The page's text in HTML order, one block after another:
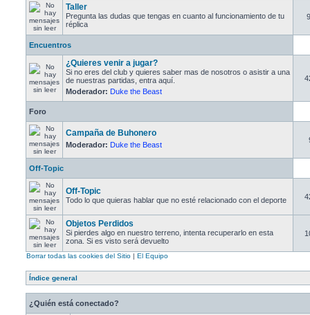
Taller
Pregunta las dudas que tengas en cuanto al funcionamiento de tu
réplica
Encuentros
¿Quieres venir a jugar?
Si no eres del club y quieres saber mas de nosotros o asistir a una
de nuestras partidas, entra aquí.
Moderador: Duke the Beast
Foro
Campaña de Buhonero
Moderador: Duke the Beast
Off-Topic
Off-Topic
Todo lo que quieras hablar que no esté relacionado con el deporte
Objetos Perdidos
Si pierdes algo en nuestro terreno, intenta recuperarlo en esta
zona. Si es visto será devuelto
Borrar todas las cookies del Sitio | El Equipo
Índice general
¿Quién está conectado?